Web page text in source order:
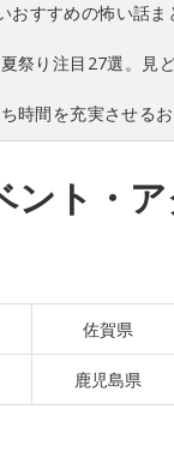
おすすめの怖い話ま
祭り注目27選。見
時間を充実させる
ント・
佐賀県
鹿児島県